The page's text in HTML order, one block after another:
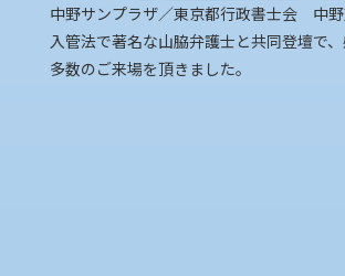
中野サンプラザ／東京都行政書士会 中
入管法で著名な山脇弁護士と共同登壇で
多数のご来場を頂きました。